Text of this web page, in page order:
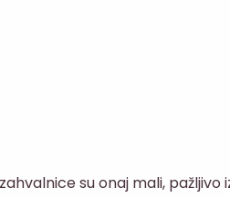
su onaj mali, pažljivo